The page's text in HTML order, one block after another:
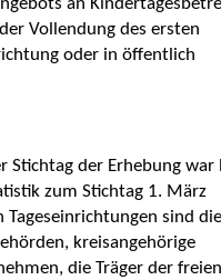
Vollendung des ersten
oder in öffentlich
der Erhebung war
zum Stichtag 1. März
sind die
kreisangehörige
die Träger der freien